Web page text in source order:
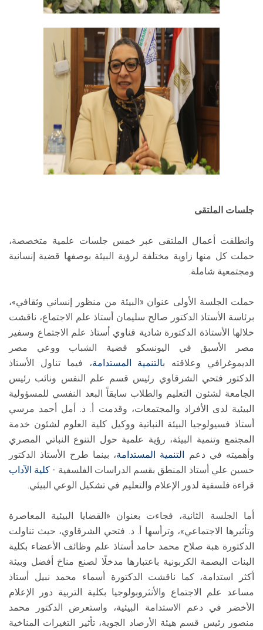
جلسات الملتقى
وانطلقت أعمال الملتقى عبر خمس جلسات علمية متخصصة،
حملت كل منها زاوية مختلفة لرؤية البيئة بوصفها قضية إنسانية
ومجتمعية شاملة.
حملت الجلسة الأولى عنوان «البيئة من منظور إنساني وثقافي»،
برئاسة الأستاذ الدكتور صالح سليمان أستاذ علم الاجتماع، ناقشت
خلالها الأستاذة الدكتورة شادية قناوي أستاذ علم الاجتماع وسفير
مصر الأسبق في اليونسكو قضية الشباب ووعي مصر
الديموغرافي وعلاقته بالتنمية المستدامة، فيما تناول الأستاذ
الدكتور فتحي الشرقاوي رئيس قسم علم النفس ونائب رئيس
الجامعة لشئون التعليم والطلاب سابقاً البعد النفسي للمسؤولية
البيئية لدى الأفراد والمجتمعات، وقدمت أ. د. أمل أحمد مرسي
أستاذ فسيولوجيا البيئة النباتية ووكيل كلية العلوم لشئون خدمة
المجتمع وتنمية البيئة، رؤية علمية حول التنوع النباتي المصري
وأهميته في دعم
التنمية المستدامة، بينما طرح الأستاذ الدكتور
حسين علي أستاذ المنطق بقسم الدراسات الفلسفية - كلية الآداب
قراءة فلسفية لدور الإعلام والتعليم في تشكيل الوعي البيئي.
أما الجلسة الثانية، فجاءت بعنوان «القضايا البيئية المعاصرة
وتأثيرها الاجتماعي»، وترأسها أ. د. فتحي الشرقاوي، حيث تناولت
الدكتورة هبة صلاح محمد حامد أستاذ علم وظائف الأعضاء بكلية
البنات البصمة الكربونية باعتبارها مدخلًا لصنع مناخ أفضل وبيئة
أكثر استدامة، كما ناقشت الدكتورة أسماء محمد نبيل أستاذ
مساعد علم الاجتماع والأنثروبولوجيا بكلية التربية دور الإعلام
الأخضر في دعم الاستدامة البيئية، واستعرض الدكتور محمد
منصور رئيس قسم هيئة الأرصاد الجوية، تأثير التغيرات المناخية